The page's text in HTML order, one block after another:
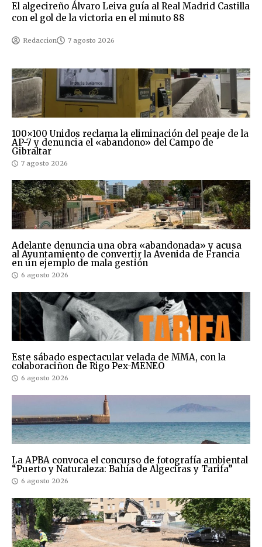
El algecireño Álvaro Leiva guía al Real Madrid Castilla
con el gol de la victoria en el minuto 88
Redaccion 7 agosto 2026
100×100 Unidos reclama la eliminación del peaje de la
AP-7 y denuncia el «abandono» del Campo de
Gibraltar
7 agosto 2026
Adelante denuncia una obra «abandonada» y acusa
al Ayuntamiento de convertir la Avenida de Francia
en un ejemplo de mala gestión
6 agosto 2026
Este sábado espectacular velada de MMA, con la
colaboraciñon de Rigo Pex-MENEO
6 agosto 2026
La APBA convoca el concurso de fotografía ambiental
“Puerto y Naturaleza: Bahía de Algeciras y Tarifa”
6 agosto 2026